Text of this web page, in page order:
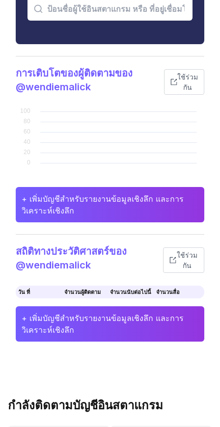
การเติบโตของผู้ติดตามของ
@wendiemalick
ใช้ร่วม
กัน
+ เพิ่มบัญชีสำหรับรายงานข้อมูลเชิงลึก และการ
วิเคราะห์เชิงลึก
สถิติทางประวัติศาสตร์ของ
@wendiemalick
ใช้ร่วม
กัน
วัน ที่ จำนวนผู้ติดตาม จำนวนนับต่อไปนี้ จำนวนสื่อ
+ เพิ่มบัญชีสำหรับรายงานข้อมูลเชิงลึก และการ
วิเคราะห์เชิงลึก
กำลังติดตามบัญชีอินสตาแกรม